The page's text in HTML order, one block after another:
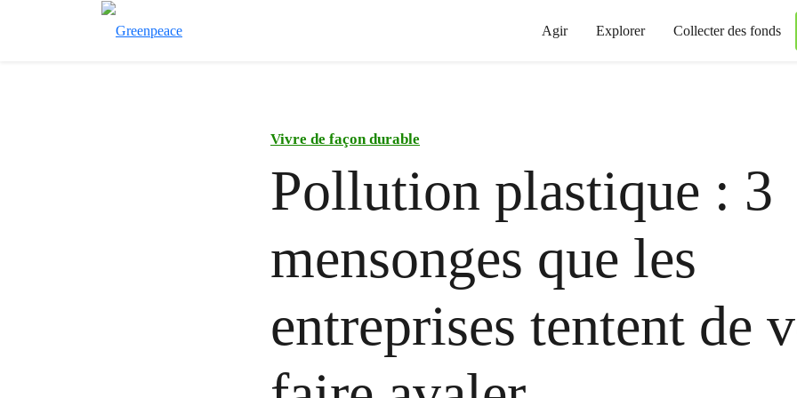
Agir Explorer Collecter des fonds
Vivre de façon durable
Pollution plastique : 3
mensonges que les
entreprises tentent de